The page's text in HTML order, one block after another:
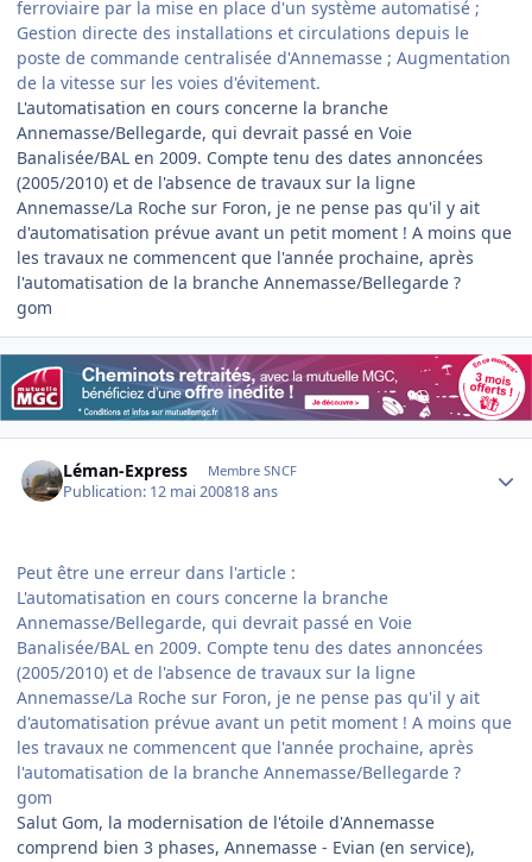
ferroviaire par la mise en place d'un système automatisé ;
Gestion directe des installations et circulations depuis le
poste de commande centralisée d'Annemasse ; Augmentation
de la vitesse sur les voies d'évitement.
L'automatisation en cours concerne la branche
Annemasse/Bellegarde, qui devrait passé en Voie
Banalisée/BAL en 2009. Compte tenu des dates annoncées
(2005/2010) et de l'absence de travaux sur la ligne
Annemasse/La Roche sur Foron, je ne pense pas qu'il y ait
d'automatisation prévue avant un petit moment ! A moins que
les travaux ne commencent que l'année prochaine, après
l'automatisation de la branche Annemasse/Bellegarde ?
gom
Léman-Express Membre SNCF
Publication: 12 mai 200818 ans
Peut être une erreur dans l'article :
L'automatisation en cours concerne la branche
Annemasse/Bellegarde, qui devrait passé en Voie
Banalisée/BAL en 2009. Compte tenu des dates annoncées
(2005/2010) et de l'absence de travaux sur la ligne
Annemasse/La Roche sur Foron, je ne pense pas qu'il y ait
d'automatisation prévue avant un petit moment ! A moins que
les travaux ne commencent que l'année prochaine, après
l'automatisation de la branche Annemasse/Bellegarde ?
gom
Salut Gom, la modernisation de l'étoile d'Annemasse
comprend bien 3 phases, Annemasse - Evian (en service),